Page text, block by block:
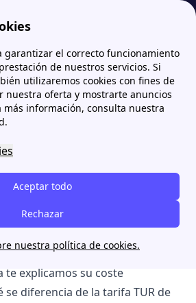
garantizar el correcto funcionamiento
de nuestros servicios. Si
utilizaremos cookies con fines de
nuestra oferta y mostrarte anuncios
más información, consulta nuestra
Aceptar todo
Rechazar
nuestra política de cookies.
Tarifas de luz Tarifa PVPC 2026: Precio de la luz hoy por horas y cómo contratarla
2026: Precio de
por horas y
Voluntario para el Pequeño
del mercado regulado
Con un precio de la luz que
para solicitar elBono Social
te explicamos su coste
se diferencia de la tarifa TUR de